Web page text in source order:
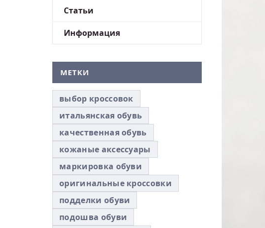
Статьи
Информация
МЕТКИ
выбор кроссовок
итальянская обувь
качественная обувь
кожаные аксессуары
маркировка обуви
оригинальные кроссовки
подделки обуви
подошва обуви